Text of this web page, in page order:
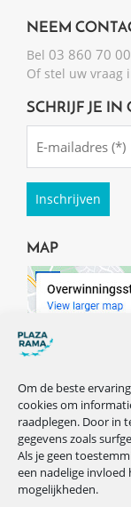
Om de beste
cookies om
raadplegen. Door in
gegevens zoals
Als je geen
een nadelige invloed
mogelijkheden.
NEEM
Bel 03 860 70 00
Of stel uw vraag
SCHRIJF JE
(Required)
MAP
VOLG ONS OP